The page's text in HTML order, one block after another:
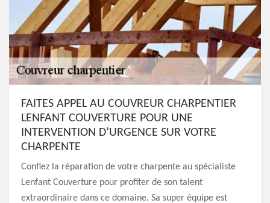
FAITES APPEL AU COUVREUR CHARPENTIER
LENFANT COUVERTURE POUR UNE
INTERVENTION D’URGENCE SUR VOTRE
CHARPENTE
Confiez la réparation de votre charpente au spécialiste
Lenfant Couverture pour profiter de son talent
extraordinaire dans ce domaine. Sa super équipe est